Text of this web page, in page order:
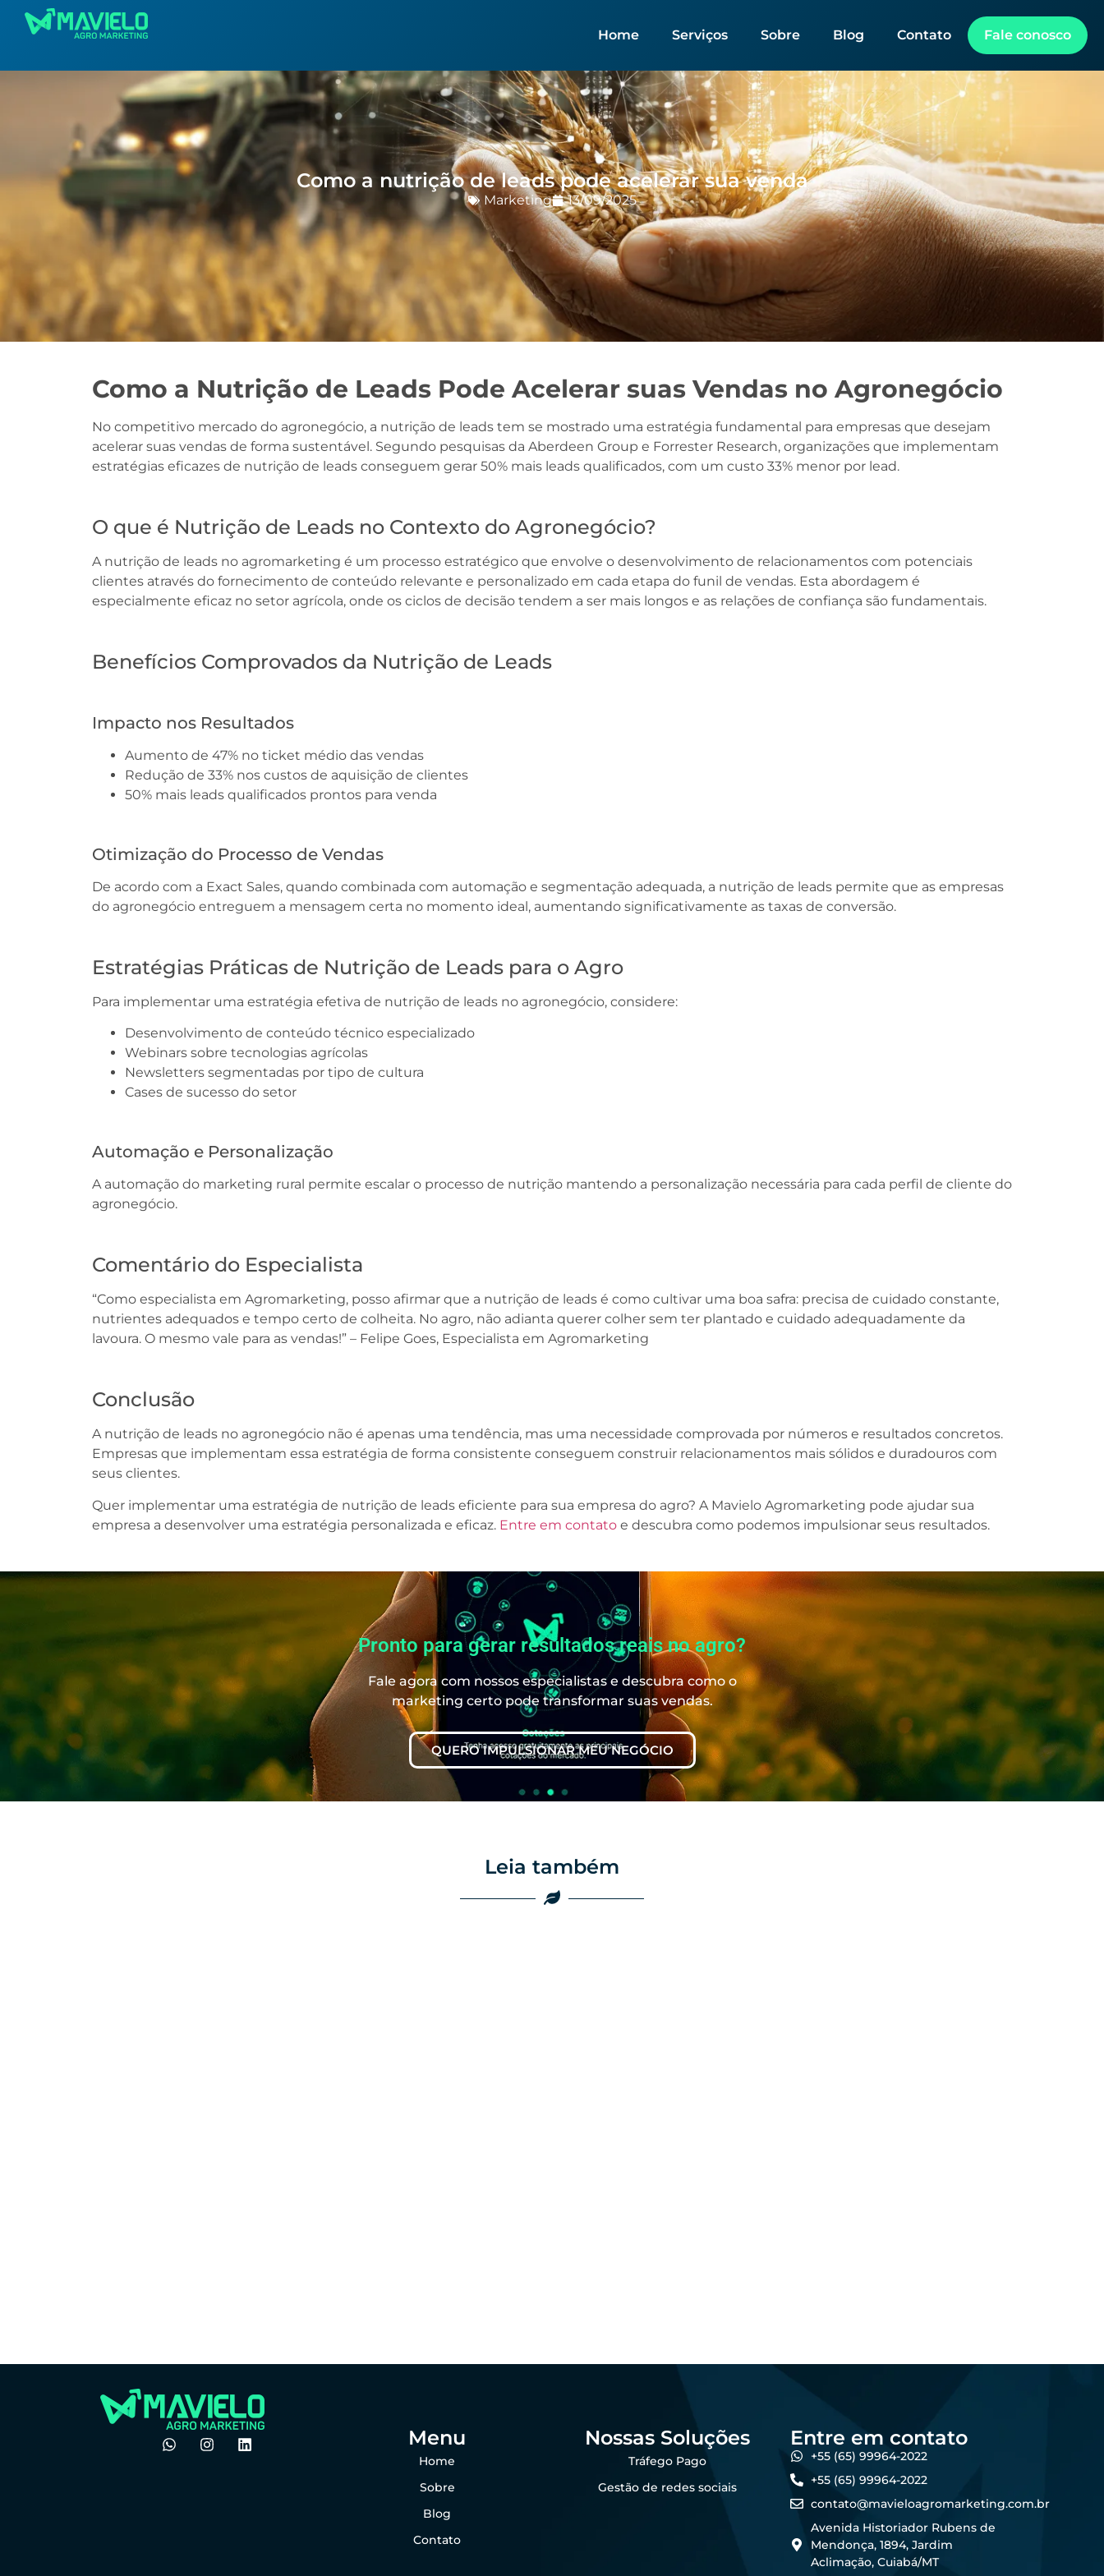
Home Serviços Sobre Blog Contato Fale conosco
Como a nutrição de leads pode acelerar sua venda
Marketing 13/09/2025
Como a Nutrição de Leads Pode Acelerar suas Vendas no Agronegócio
No competitivo mercado do agronegócio, a nutrição de leads tem se mostrado uma estratégia fundamental para empresas que desejam
acelerar suas vendas de forma sustentável. Segundo pesquisas da Aberdeen Group e Forrester Research, organizações que implementam
estratégias eficazes de nutrição de leads conseguem gerar 50% mais leads qualificados, com um custo 33% menor por lead.
O que é Nutrição de Leads no Contexto do Agronegócio?
A nutrição de leads no agromarketing é um processo estratégico que envolve o desenvolvimento de relacionamentos com potenciais
clientes através do fornecimento de conteúdo relevante e personalizado em cada etapa do funil de vendas. Esta abordagem é
especialmente eficaz no setor agrícola, onde os ciclos de decisão tendem a ser mais longos e as relações de confiança são fundamentais.
Benefícios Comprovados da Nutrição de Leads
Impacto nos Resultados
Aumento de 47% no ticket médio das vendas
Redução de 33% nos custos de aquisição de clientes
50% mais leads qualificados prontos para venda
Otimização do Processo de Vendas
De acordo com a Exact Sales, quando combinada com automação e segmentação adequada, a nutrição de leads permite que as empresas
do agronegócio entreguem a mensagem certa no momento ideal, aumentando significativamente as taxas de conversão.
Estratégias Práticas de Nutrição de Leads para o Agro
Para implementar uma estratégia efetiva de nutrição de leads no agronegócio, considere:
Desenvolvimento de conteúdo técnico especializado
Webinars sobre tecnologias agrícolas
Newsletters segmentadas por tipo de cultura
Cases de sucesso do setor
Automação e Personalização
A automação do marketing rural permite escalar o processo de nutrição mantendo a personalização necessária para cada perfil de cliente do
agronegócio.
Comentário do Especialista
“Como especialista em Agromarketing, posso afirmar que a nutrição de leads é como cultivar uma boa safra: precisa de cuidado constante,
nutrientes adequados e tempo certo de colheita. No agro, não adianta querer colher sem ter plantado e cuidado adequadamente da
lavoura. O mesmo vale para as vendas!” – Felipe Goes, Especialista em Agromarketing
Conclusão
A nutrição de leads no agronegócio não é apenas uma tendência, mas uma necessidade comprovada por números e resultados concretos.
Empresas que implementam essa estratégia de forma consistente conseguem construir relacionamentos mais sólidos e duradouros com
seus clientes.
Quer implementar uma estratégia de nutrição de leads eficiente para sua empresa do agro? A Mavielo Agromarketing pode ajudar sua
empresa a desenvolver uma estratégia personalizada e eficaz. Entre em contato e descubra como podemos impulsionar seus resultados.
Pronto para gerar resultados reais no agro?
Fale agora com nossos especialistas e descubra como o
marketing certo pode transformar suas vendas.
QUERO IMPULSIONAR MEU NEGÓCIO
Leia também
Menu
Home
Sobre
Blog
Contato
Nossas Soluções
Tráfego Pago
Gestão de redes sociais
Entre em contato
+55 (65) 99964-2022
+55 (65) 99964-2022
contato@mavieloagromarketing.com.br
Avenida Historiador Rubens de
Mendonça, 1894, Jardim
Aclimação, Cuiabá/MT